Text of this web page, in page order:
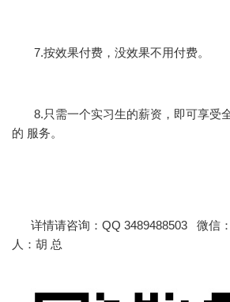
7.按效果付费，没效果不用付费。
8.只需一个实习生的薪资，即可享受
的 服务。
详情请咨询：QQ 3489488503 微信：
人：胡 总